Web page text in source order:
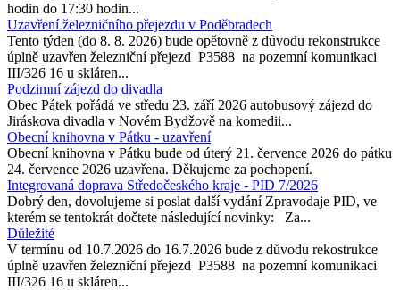
hodin do 17:30 hodin...
Uzavření železničního přejezdu v Poděbradech
Tento týden (do 8. 8. 2026) bude opětovně z důvodu rekonstrukce
úplně uzavřen železniční přejezd P3588 na pozemní komunikaci
III/326 16 u skláren...
Podzimní zájezd do divadla
Obec Pátek pořádá ve středu 23. září 2026 autobusový zájezd do
Jiráskova divadla v Novém Bydžově na komedii...
Obecní knihovna v Pátku - uzavření
Obecní knihovna v Pátku bude od úterý 21. července 2026 do pátku
24. července 2026 uzavřena. Děkujeme za pochopení.
Integrovaná doprava Středočeského kraje - PID 7/2026
Dobrý den, dovolujeme si poslat další vydání Zpravodaje PID, ve
kterém se tentokrát dočtete následující novinky: Za...
Důležité
V termínu od 10.7.2026 do 16.7.2026 bude z důvodu rekostrukce
úplně uzavřen železniční přejezd P3588 na pozemní komunikaci
III/326 16 u skláren...